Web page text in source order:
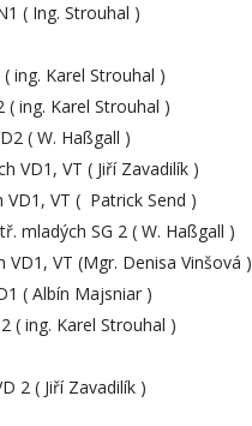
( Ing. Strouhal )
ing. Karel Strouhal )
( ing. Karel Strouhal )
( W. Haßgall )
VD1, VT ( Jiří Zavadilík )
VT ( Patrick Send )
mladých SG 2 ( W. Haßgall )
VD1, VT (Mgr. Denisa Vinšová )
( Albín Majsniar )
( ing. Karel Strouhal )
2 ( Jiří Zavadilík )